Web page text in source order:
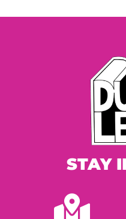
STAY